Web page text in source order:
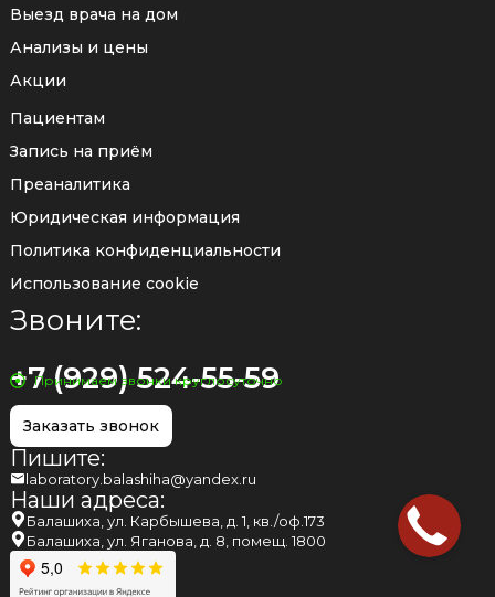
Выезд врача на дом
Анализы и цены
Акции
Пациентам
Запись на приём
Преаналитика
Юридическая информация
Политика конфиденциальности
Использование cookie
Звоните:
+7 (929) 524-55-59
Принимаем звонки круглосуточно
Заказать звонок
Пишите:
laboratory.balashiha@yandex.ru
Наши адреса:
Балашиха, ул. Карбышева, д. 1, кв./оф.173
Балашиха, ул. Яганова, д. 8, помещ. 1800